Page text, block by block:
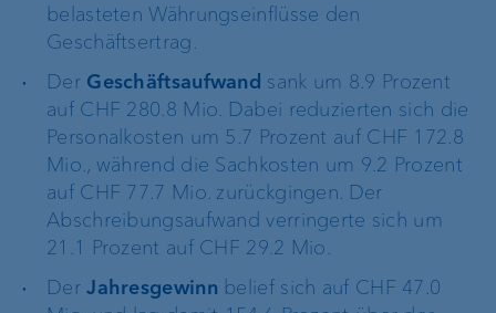
belasteten Währungseinflüsse den
Geschäftsertrag.
Der Geschäftsaufwand sank um 8.9 Prozent
auf CHF 280.8 Mio. Dabei reduzierten sich die
Personalkosten um 5.7 Prozent auf CHF 172.8
Mio., während die Sachkosten um 9.2 Prozent
auf CHF 77.7 Mio. zurückgingen. Der
Abschreibungsaufwand verringerte sich um
21.1 Prozent auf CHF 29.2 Mio.
DerJahresgewinn belief sich auf CHF 47.0